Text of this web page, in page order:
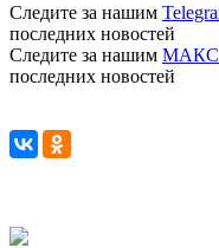
Следите за нашим
последних новостей
Следите за нашим МАКС-
последних новостей